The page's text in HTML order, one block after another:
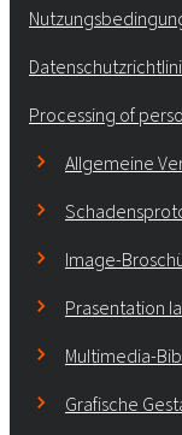
Processing of
Allgemeine
Image-
Prasentation
Multimedia-
Grafische